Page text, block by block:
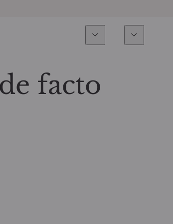
Aktien
Fondsauswahl
facto